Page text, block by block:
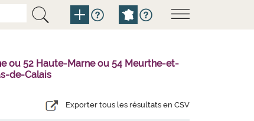
ou 52 Haute-Marne ou 54 Meurthe-et-
de-Calais
Exporter tous les résultats en CSV